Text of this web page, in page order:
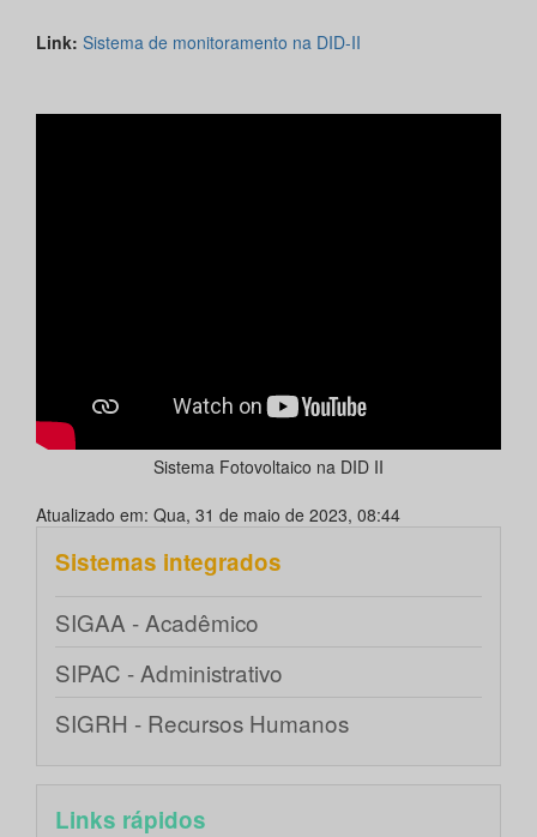
Link: Sistema de monitoramento na DID-II
Sistema Fotovoltaico na DID II
Atualizado em: Qua, 31 de maio de 2023, 08:44
Sistemas integrados
SIGAA - Acadêmico
SIPAC - Administrativo
SIGRH - Recursos Humanos
Links rápidos